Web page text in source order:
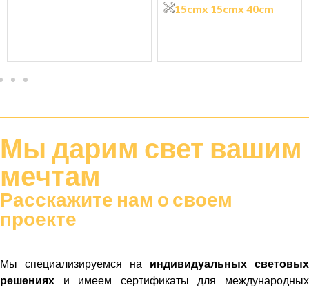
15cmx 15cmx 40cm
Мы дарим свет вашим
мечтам
Расскажите нам о своем
проекте
Мы специализируемся на индивидуальных световых
решениях и имеем сертификаты для международных